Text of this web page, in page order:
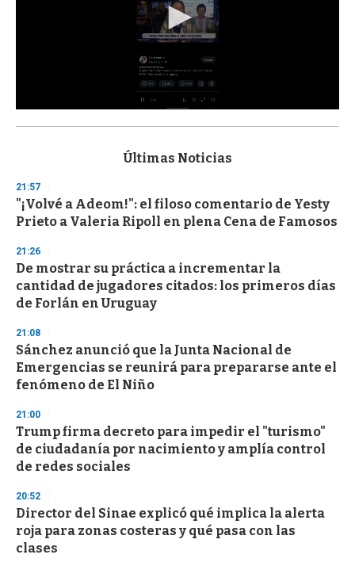
s
d
s
o
f
3
s
c
o
d
s
Últimas Noticias
21:57
"¡Volvé a Adeom!": el filoso comentario de Yesty
Prieto a Valeria Ripoll en plena Cena de Famosos
21:26
De mostrar su práctica a incrementar la
cantidad de jugadores citados: los primeros días
de Forlán en Uruguay
21:08
Sánchez anunció que la Junta Nacional de
Emergencias se reunirá para prepararse ante el
fenómeno de El Niño
21:00
Trump firma decreto para impedir el "turismo"
de ciudadanía por nacimiento y amplía control
de redes sociales
20:52
Director del Sinae explicó qué implica la alerta
roja para zonas costeras y qué pasa con las
clases